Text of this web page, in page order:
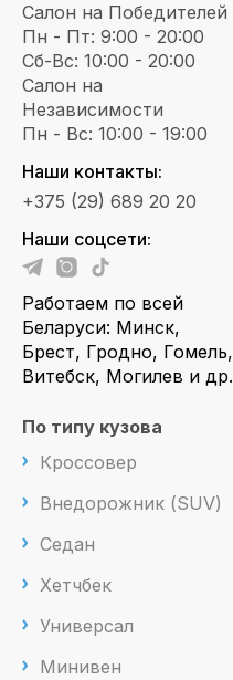
Салон на Победителей
Пн - Пт: 9:00 - 20:00
Сб-Вс: 10:00 - 20:00
Салон на
Независимости
Пн - Вс: 10:00 - 19:00
Наши контакты:
+375 (29) 689 20 20
Наши соцсети:
Работаем по всей
Беларуси: Минск,
Брест, Гродно, Гомель,
Витебск, Могилев и др.
По типу кузова
Кроссовер
Внедорожник (SUV)
Седан
Хетчбек
Универсал
Минивен